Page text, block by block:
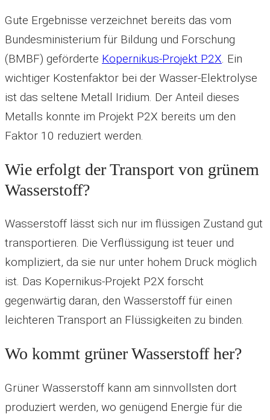
Gute Ergebnisse verzeichnet bereits das vom
Bundesministerium für Bildung und Forschung
(BMBF) geförderte Kopernikus-Projekt P2X. Ein
wichtiger Kostenfaktor bei der Wasser-Elektrolyse
ist das seltene Metall Iridium. Der Anteil dieses
Metalls konnte im Projekt P2X bereits um den
Faktor 10 reduziert werden.
Wie erfolgt der Transport von grünem
Wasserstoff?
Wasserstoff lässt sich nur im flüssigen Zustand gut
transportieren. Die Verflüssigung ist teuer und
kompliziert, da sie nur unter hohem Druck möglich
ist. Das Kopernikus-Projekt P2X forscht
gegenwärtig daran, den Wasserstoff für einen
leichteren Transport an Flüssigkeiten zu binden.
Wo kommt grüner Wasserstoff her?
Grüner Wasserstoff kann am sinnvollsten dort
produziert werden, wo genügend Energie für die